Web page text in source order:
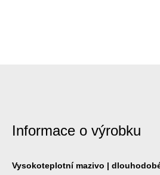
Informace o výrobku
Vysokoteplotní mazivo |